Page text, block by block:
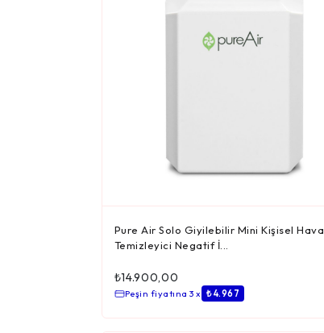
Pure Air Solo Giyilebilir Mini Kişisel Hava
Temizleyici Negatif İ...
₺14.900,00
Peşin fiyatına 3 x ₺ 4.967